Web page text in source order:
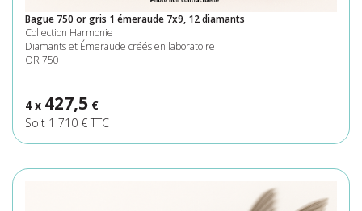
Bague 750 or gris 1 émeraude 7x9, 12 diamants
Collection Harmonie
Diamants et Émeraude créés en laboratoire
OR 750
4 x 427,5 €
Soit 1 710 € TTC